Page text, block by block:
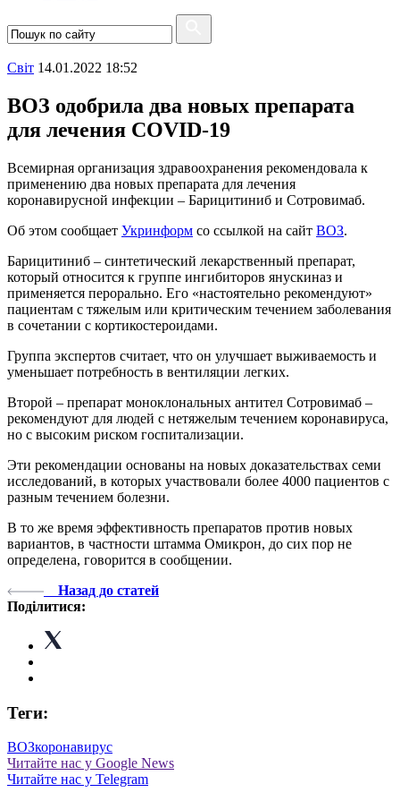
Свiт 14.01.2022 18:52
ВОЗ одобрила два новых препарата
для лечения COVID-19
Всемирная организация здравоохранения рекомендовала к
применению два новых препарата для лечения
коронавирусной инфекции – Барицитиниб и Сотровимаб.
Об этом сообщает Укринформ со ссылкой на сайт ВОЗ.
Барицитиниб – синтетический лекарственный препарат,
который относится к группе ингибиторов янускиназ и
применяется перорально. Его «настоятельно рекомендуют»
пациентам с тяжелым или критическим течением заболевания
в сочетании с кортикостероидами.
Группа экспертов считает, что он улучшает выживаемость и
уменьшает потребность в вентиляции легких.
Второй – препарат моноклональных антител Сотровимаб –
рекомендуют для людей с нетяжелым течением коронавируса,
но с высоким риском госпитализации.
Эти рекомендации основаны на новых доказательствах семи
исследований, в которых участвовали более 4000 пациентов с
разным течением болезни.
В то же время эффективность препаратов против новых
вариантов, в частности штамма Омикрон, до сих пор не
определена, говорится в сообщении.
Назад до статей
Поділитися:
Теги:
ВОЗкоронавирус
Читайте нас у Google News
Читайте нас у Telegram